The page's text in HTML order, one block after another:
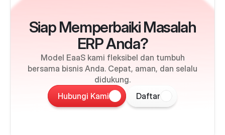
Siap Memperbaiki Masalah
ERP Anda?
Model EaaS kami fleksibel dan tumbuh
bersama bisnis Anda. Cepat, aman, dan selalu
didukung.
Hubungi Kami
Daftar